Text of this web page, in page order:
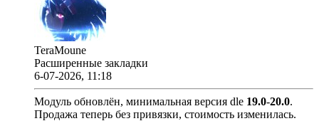
TeraMoune
Расширенные закладки
6-07-2026, 11:18
Модуль обновлён, минимальная версия dle 19.0-20.0.
Продажа теперь без привязки, стоимость изменилась.